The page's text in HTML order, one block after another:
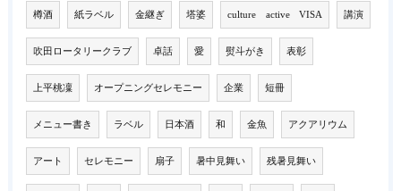
樽酒 紙ラベル 金継ぎ 塔婆 culture active VISA 講演
吹田ロータリークラブ 卓話 愛 熨斗がき 表彰
上平桃凜 オープニングセレモニー 企業 短冊
メニュー書き ラベル 日本酒 和 金魚 アクアリウム
アート セレモニー 扇子 暑中見舞い 残暑見舞い